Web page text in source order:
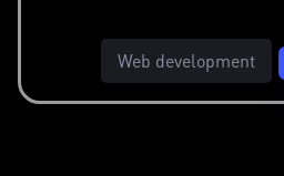
Web development